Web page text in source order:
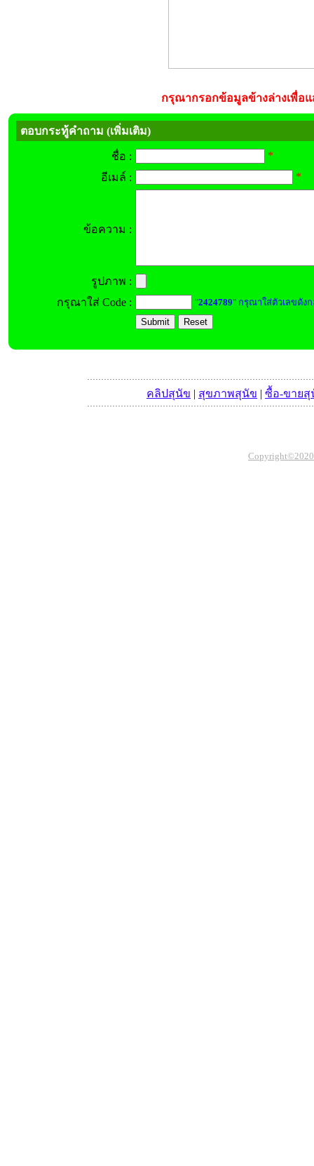
กรุณากรอกข้อมูลข้างล่างเพื่อ
ตอบกระทู้คำถาม (เพิ่มเติม)
ชื่อ :
*
อีเมล์ :
*
ข้อความ :
รูปภาพ :
กรุณาใส่ Code :
"2424789" กรุณาใส่ตัวเลขดัง
คลิปสุนัข | สุขภาพสุนัข | ซื้อ-ขายสุ
Copyright©2020